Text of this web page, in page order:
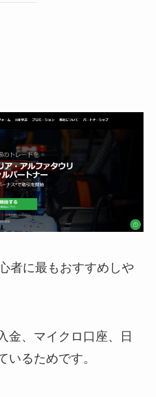
者に最もおすすめしや
金、マイクロ口座、日
いるためです。